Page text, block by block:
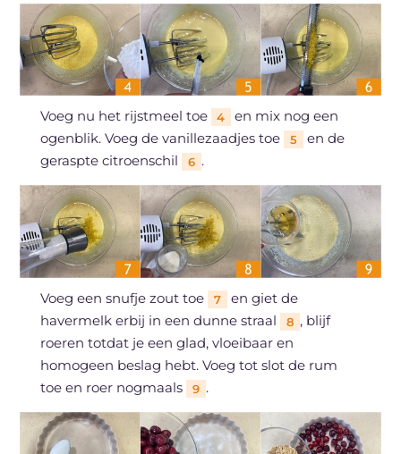
Voeg nu het rijstmeel toe 4
en mix nog een
ogenblik. Voeg de vanillezaadjes toe
5
en de
geraspte citroenschil
6 .
Voeg een snufje zout toe 7
en giet de
havermelk erbij in een dunne straal
8 , blijf
roeren totdat je een glad, vloeibaar en
homogeen beslag hebt. Voeg tot slot de rum
toe en roer nogmaals
9 .